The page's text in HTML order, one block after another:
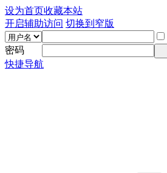
设为首页收藏本站
开启辅助访问 切换到窄版
密码
快捷导航